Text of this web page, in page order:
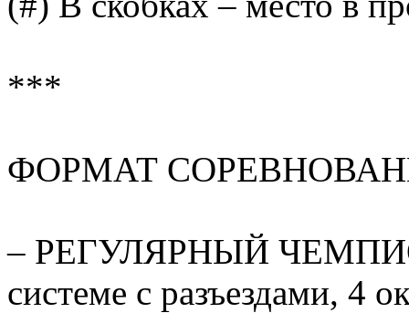
***
ФОРМАТ
– РЕГУЛЯРНЫЙ
системе с разъездами, 4